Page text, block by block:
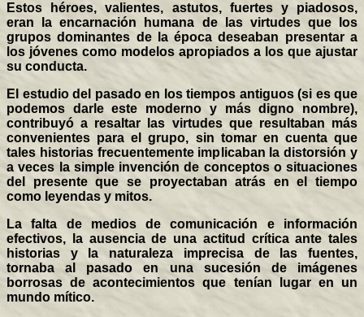
Estos héroes, valientes, astutos, fuertes y piadosos,
eran la encarnación humana de las virtudes que los
grupos dominantes de la época deseaban presentar a
los jóvenes como modelos apropiados a los que ajustar
su conducta.
El estudio del pasado en los tiempos antiguos (si es que
podemos darle este moderno y más digno nombre),
contribuyó a resaltar las virtudes que resultaban más
convenientes para el grupo, sin tomar en cuenta que
tales historias frecuentemente implicaban la distorsión y
a veces la simple invención de conceptos o situaciones
del presente que se proyectaban atrás en el tiempo
como leyendas y mitos.
La falta de medios de comunicación e información
efectivos, la ausencia de una actitud crítica ante tales
historias y la naturaleza imprecisa de las fuentes,
tornaba al pasado en una sucesión de imágenes
borrosas de acontecimientos que tenían lugar en un
mundo mítico.